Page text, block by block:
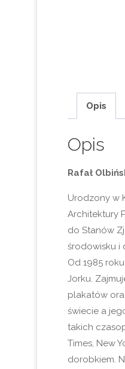
Opis
Opis
Rafał
Urodzony w
Architektury
do Stanów
środowisku i
Od 1985
Jorku.
plakatów
świecie a
takich
Times, New
dorobkiem.